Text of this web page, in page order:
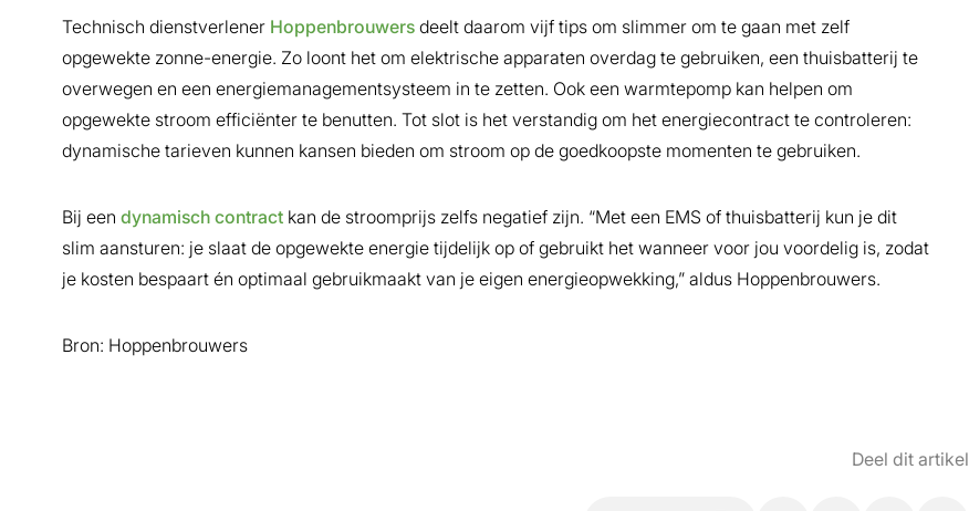
Technisch dienstverlener Hoppenbrouwers deelt daarom vijf tips om slimmer om te gaan met zelf
opgewekte zonne-energie. Zo loont het om elektrische apparaten overdag te gebruiken, een thuisbatterij te
overwegen en een energiemanagementsysteem in te zetten. Ook een warmtepomp kan helpen om
opgewekte stroom efficiënter te benutten. Tot slot is het verstandig om het energiecontract te controleren:
dynamische tarieven kunnen kansen bieden om stroom op de goedkoopste momenten te gebruiken.
Bij een dynamisch contract kan de stroomprijs zelfs negatief zijn. “Met een EMS of thuisbatterij kun je dit
slim aansturen: je slaat de opgewekte energie tijdelijk op of gebruikt het wanneer voor jou voordelig is, zodat
je kosten bespaart én optimaal gebruikmaakt van je eigen energieopwekking,” aldus Hoppenbrouwers.
Bron: Hoppenbrouwers
Deel dit artikel